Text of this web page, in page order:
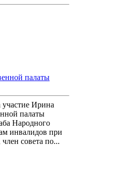
палаты
участие Ирина
палаты
Народного
инвалидов при
совета по...